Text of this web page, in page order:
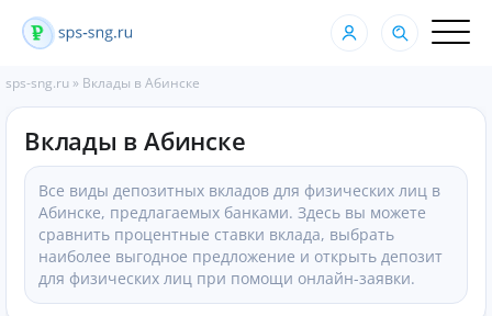
sps-sng.ru » Вклады в Абинске
Вклады в Абинске
Все виды депозитных вкладов для физических лиц в
Абинске, предлагаемых банками. Здесь вы можете
сравнить процентные ставки вклада, выбрать
наиболее выгодное предложение и открыть депозит
для физических лиц при помощи онлайн-заявки.